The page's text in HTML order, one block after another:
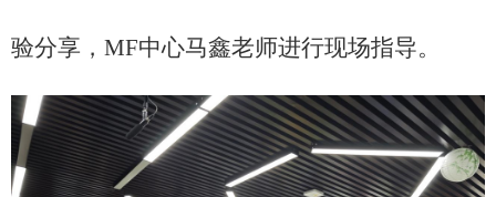
验分享，MF中心马鑫老师进行现场指导。